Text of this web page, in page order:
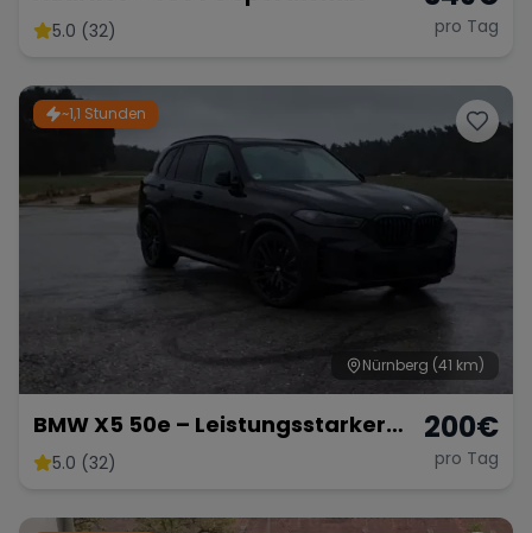
Bugatti Lotus Maserati
Range Rover
5.0 (32) pro Tag
~1,1 Stunden
Nürnberg (41 km)
BMW X5 50e – Leistungsstarker
Hybrid-SUV mit 489 PS
5.0 (32)
200€
pro Tag